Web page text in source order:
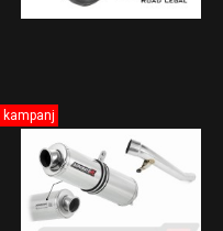
kampanj